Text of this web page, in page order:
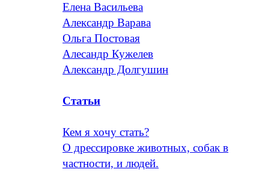
Елена Васильева
Александр Варава
Ольга Постовая
Алесандр Кужелев
Александр Долгушин
Статьи
Кем я хочу стать?
О дрессировке животных, собак в
частности, и людей.